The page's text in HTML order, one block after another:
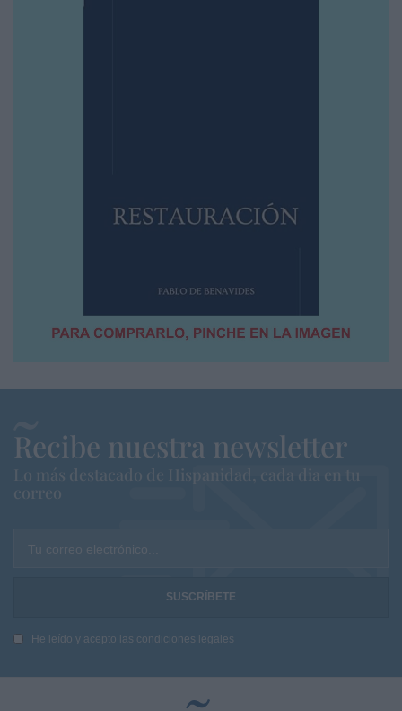
Recibe nuestra newsletter
Lo más destacado de Hispanidad, cada dia en tu
correo
Tu correo electrónico...
He leído y acepto las condiciones legales